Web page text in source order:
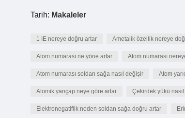
Tarih: Makaleler
1 IE nereye doğru artar Ametalik özellik nereye
Atom numarası ne yöne artar Atom numarası
Atom numarası soldan sağa nasıl değişir Atom
Atomik yarıçap neye göre artar Çekirdek yükü
Elektronegatiflik neden soldan sağa doğru artar